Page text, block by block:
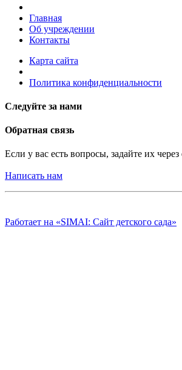
Главная
Об учреждении
Контакты
Карта сайта
Политика конфиденциальности
Следуйте за нами
Обратная связь
Если у вас есть вопросы, задайте их
Написать нам
Работает на «SIMAI: Сайт детского сада»